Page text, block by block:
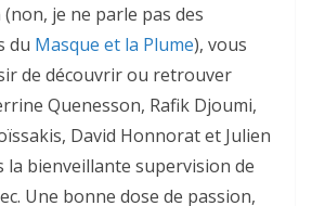
je ne parle pas des
du Masque et la Plume), vous
de découvrir ou retrouver
Quenesson, Rafik Djoumi,
David Honnorat et Julien
la bienveillante supervision de
Une bonne dose de passion,